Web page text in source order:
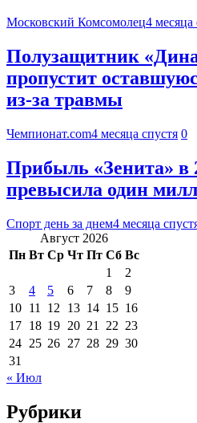
Московский Комсомолец4 месяца
Полузащитник
пропустит
из-за травмы
Чемпионат.com4 месяца спустя 0
Прибыль «Зенита» в
превысила один
Спорт день за днем4 месяца
Август 2026
Пн Вт Ср Чт Пт Сб Вс
1
2
3
4 5 6 7 8
9
10 11 12 13 14 15 16
17 18 19 20 21 22 23
24 25 26 27 28 29 30
31
« Июл
Рубрики